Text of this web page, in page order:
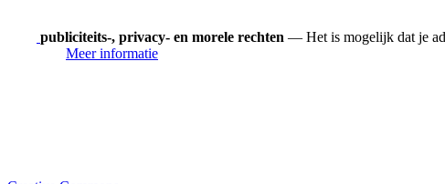
publiciteits-, privacy- en morele rechten — Het is mogelijk dat je
Meer informatie